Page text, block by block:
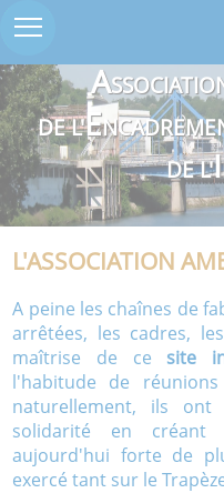
A
DE L'E
DE L'I
L'ASSOCIATION
A peine les chaînes de
arrêtées, les cadres,
maîtrise de ce site
l'habitude de
naturellement, ils
solidarité en
aujourd'hui forte de
exercé tant sur le